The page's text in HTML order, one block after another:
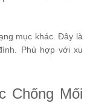
mục khác. Đây là
Phù hợp với xu
Chống Mối